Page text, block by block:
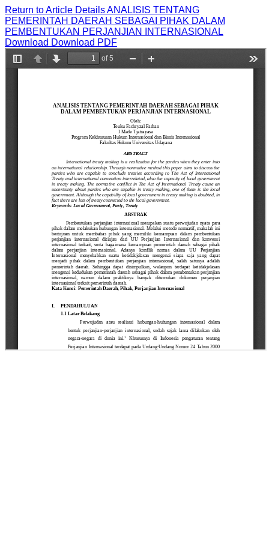
Return to Article DetailsANALISIS TENTANG
PEMERINTAH DAERAH SEBAGAI PIHAK DALAM
PEMBENTUKAN PERJANJIAN INTERNASIONAL
Download Download PDF